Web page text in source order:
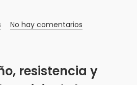
No hay comentarios
resistencia y